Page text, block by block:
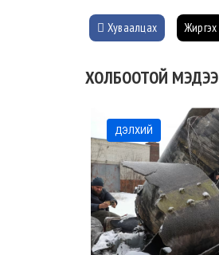
Хуваалцах Жиргэх
ХОЛБООТОЙ МЭДЭЭ
ДЭЛХИЙ